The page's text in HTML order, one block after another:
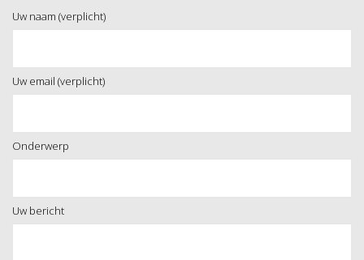
Uw naam (verplicht)
Uw email (verplicht)
Onderwerp
Uw bericht